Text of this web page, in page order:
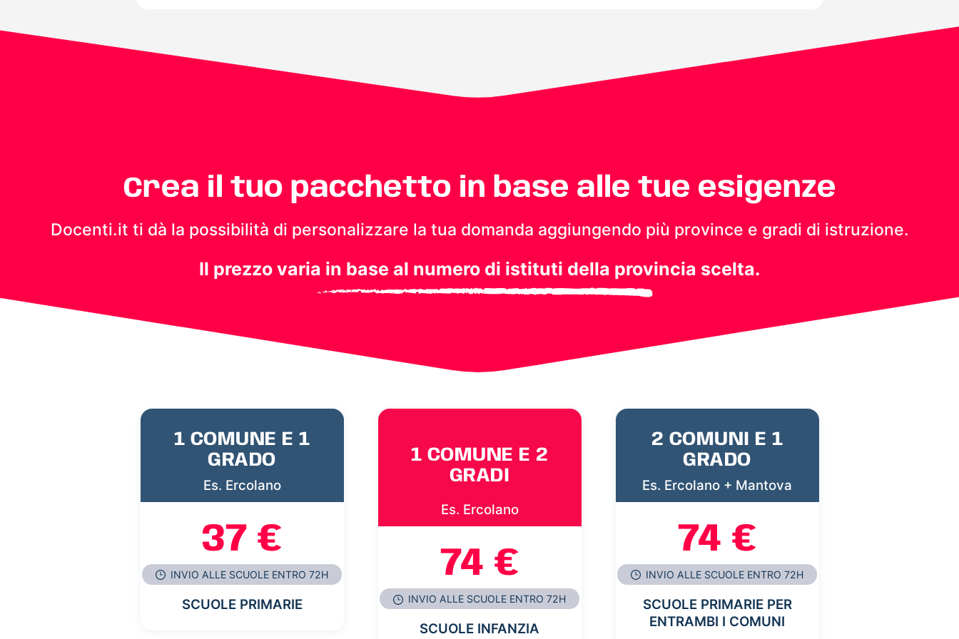
Crea il tuo pacchetto in base alle tue esigenze
Docenti.it ti dà la possibilità di personalizzare la tua domanda aggiungendo più province e gradi di istruzione.
Il prezzo varia in base al numero di istituti della provincia scelta.
1 COMUNE E 1
GRADO
Es. Ercolano
37 €
INVIO ALLE SCUOLE ENTRO 72H
SCUOLE PRIMARIE
1 COMUNE E 2
GRADI
Es. Ercolano
74 €
INVIO ALLE SCUOLE ENTRO 72H
SCUOLE INFANZIA
2 COMUNI E 1
GRADO
Es. Ercolano + Mantova
74 €
INVIO ALLE SCUOLE ENTRO 72H
SCUOLE PRIMARIE PER
ENTRAMBI I COMUNI